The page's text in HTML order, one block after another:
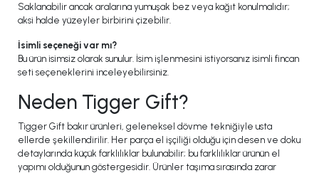
Saklanabilir ancak aralarına yumuşak bez veya kağıt konulmalıdır;
aksi halde yüzeyler birbirini çizebilir.
İsimli seçeneği var mı?
Bu ürün isimsiz olarak sunulur. İsim işlenmesini istiyorsanız isimli fincan
seti seçeneklerini inceleyebilirsiniz.
Neden Tigger Gift?
Tigger Gift bakır ürünleri, geleneksel dövme tekniğiyle usta
ellerde şekillendirilir. Her parça el işçiliği olduğu için desen ve doku
detaylarında küçük farklılıklar bulunabilir; bu farklılıklar ürünün el
yapımı olduğunun göstergesidir. Ürünler taşıma sırasında zarar